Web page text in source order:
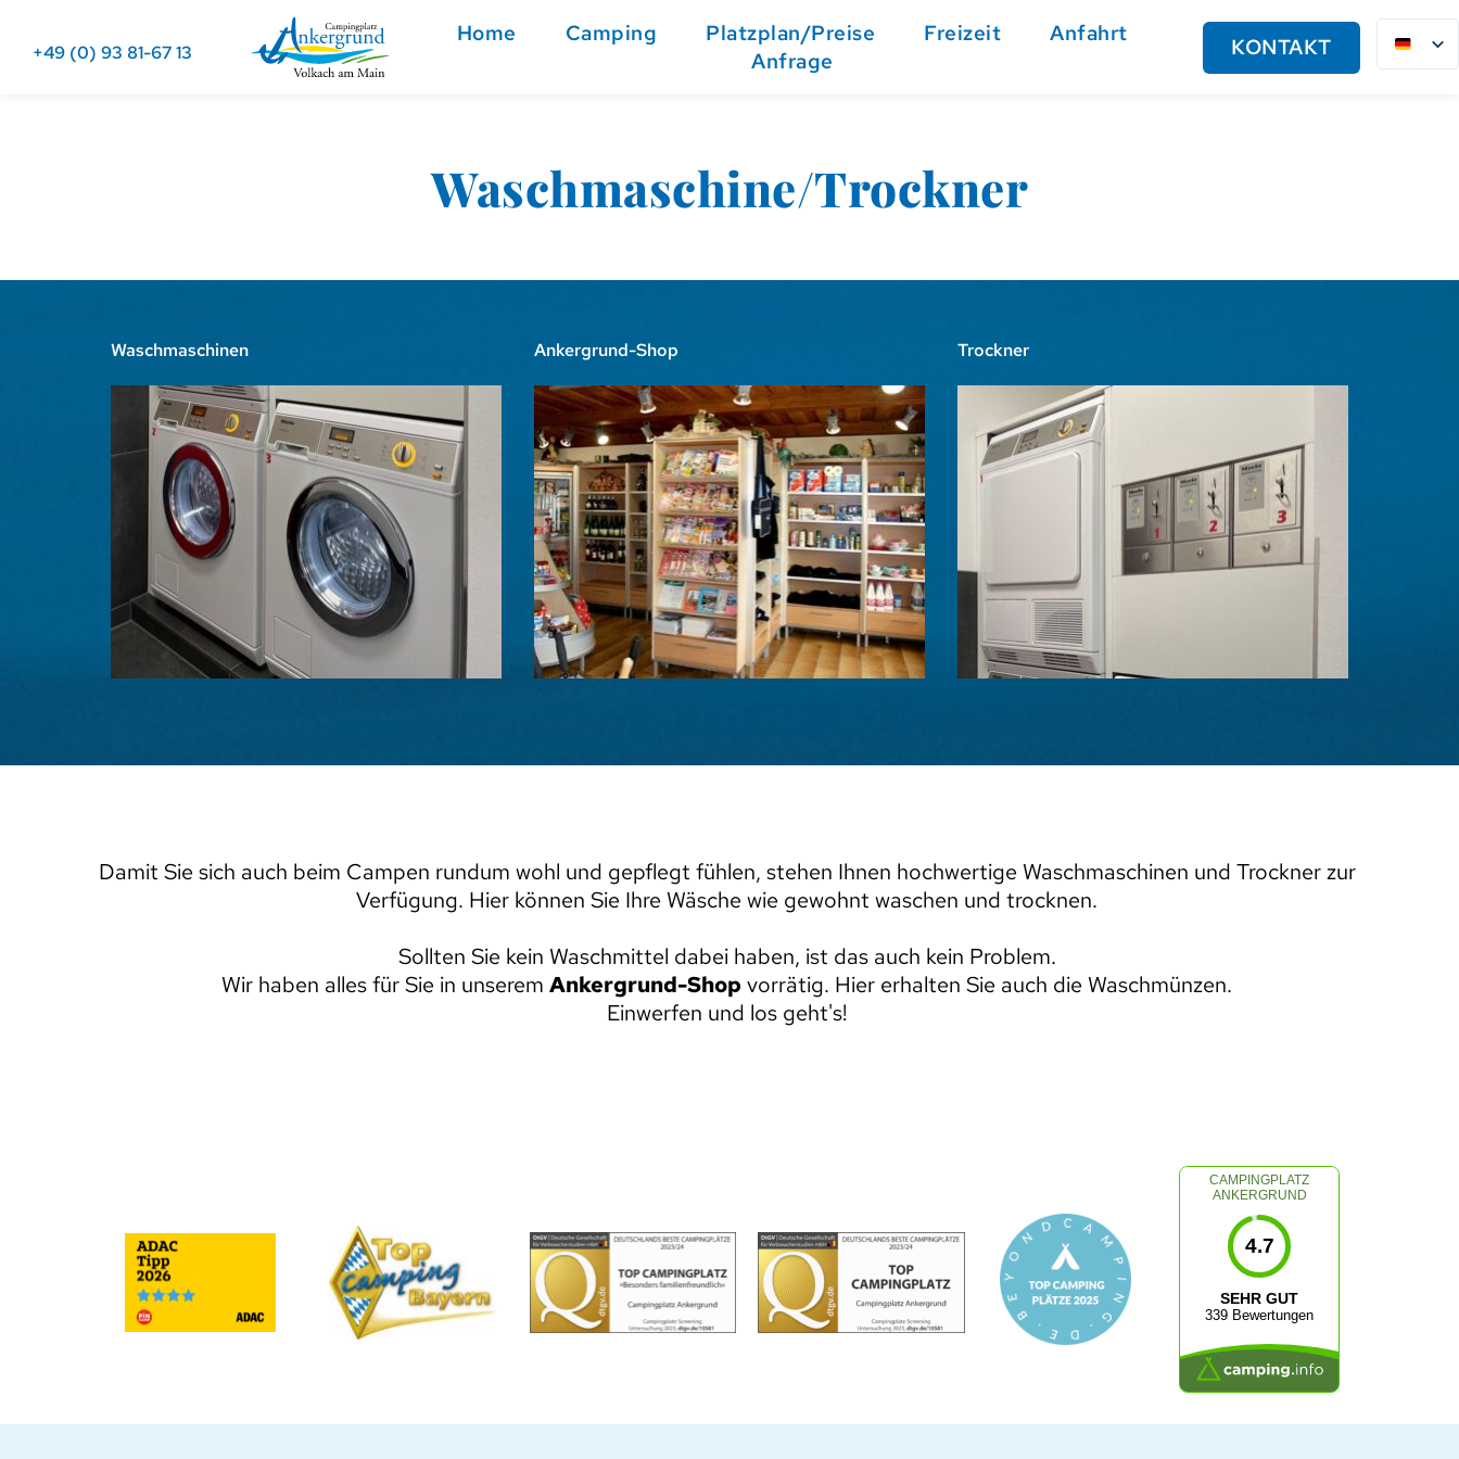
+49 (0) 93 81-67 13
Home Camping Platzplan/Preise Freizeit
Anfahrt
Anfrage
KONTAKT
Waschmaschine/Trockner
Waschmaschinen Ankergrund-Shop Trockner
Damit Sie sich auch beim Campen rundum wohl und gepflegt fühlen, stehen Ihnen hochwertige Waschmaschinen und Trockner zur
Verfügung. Hier können Sie Ihre Wäsche wie gewohnt waschen und trocknen.
Sollten Sie kein Waschmittel dabei haben, ist das auch kein Problem.
Wir haben alles für Sie in unserem Ankergrund-Shop vorrätig. Hier erhalten Sie auch die Waschmünzen.
Einwerfen und los geht's!
CAMPINGPLATZ
ANKERGRUND
4.7
SEHR GUT
339 Bewertungen